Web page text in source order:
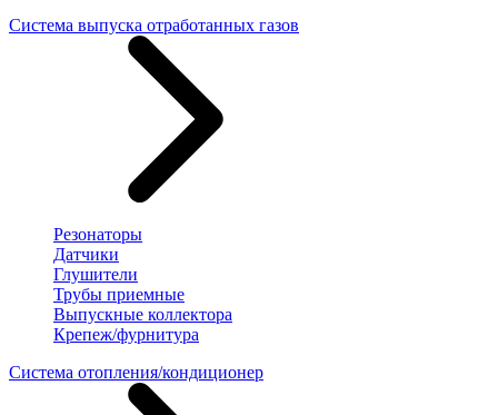
Система выпуска отработанных газов
Резонаторы
Датчики
Глушители
Трубы приемные
Выпускные коллектора
Крепеж/фурнитура
Система отопления/кондиционер